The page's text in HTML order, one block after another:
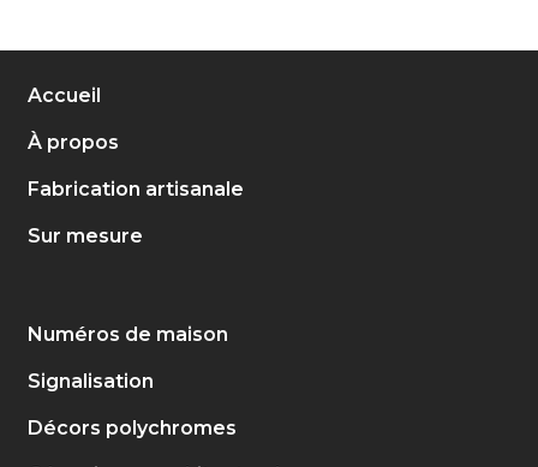
Accueil
À propos
Fabrication artisanale
Sur mesure
Numéros de maison
Signalisation
Décors polychromes